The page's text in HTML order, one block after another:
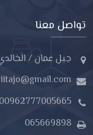
تواصل معنا
جبل عمان /
00962777005665
065669898